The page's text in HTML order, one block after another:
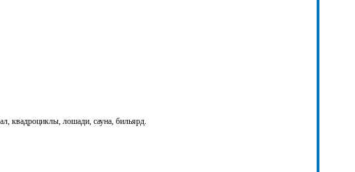
квадроциклы, лошади, сауна, бильярд.